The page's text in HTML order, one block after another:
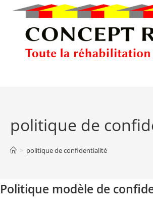
Skip
politique de
> politique de confidentialité
Politique modèle de